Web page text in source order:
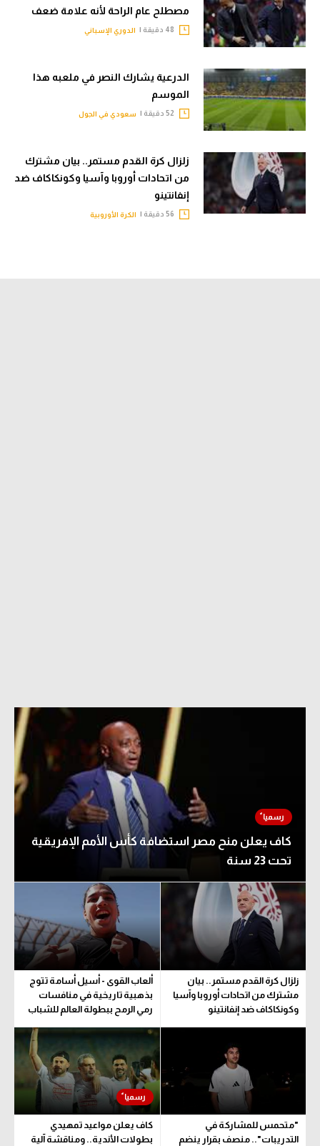
مصطلح عام الراحة لأنه علامة ضعف
الدوري الإسباني
الدرعية يشارك النصر في ملعبه هذا
الموسم
سعودي في الجول
زلزال كرة القدم مستمر.. بيان مشترك
من اتحادات أوروبا وآسيا وكونكاكاف ضد
إنفانتينو
الكرة الأوروبية
كاف يعلن منح مصر استضافة كأس الأمم الإفريقية
تحت 23 سنة
زلزال كرة القدم مستمر.. بيان
مشترك من اتحادات أوروبا وآسيا
وكونكاكاف ضد إنفانتينو
ألعاب القوى - أسيل أسامة تتوج
بذهبية تاريخية في منافسات
رمي الرمح ببطولة العالم للشباب
"متحمس للمشاركة في
التدريبات".. منصف بقرار ينضم
كاف يعلن مواعيد تمهيدي
بطولات الأندية.. ومناقشة آلية